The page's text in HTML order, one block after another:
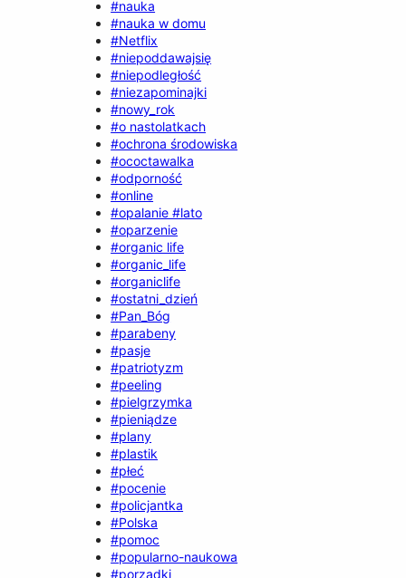
#nauka
#nauka w domu
#Netflix
#niepoddawajsię
#niepodległość
#niezapominajki
#nowy_rok
#o nastolatkach
#ochrona środowiska
#ococtawalka
#odporność
#online
#opalanie #lato
#oparzenie
#organic life
#organic_life
#organiclife
#ostatni_dzień
#Pan_Bóg
#parabeny
#pasje
#patriotyzm
#peeling
#pielgrzymka
#pieniądze
#plany
#plastik
#płeć
#pocenie
#policjantka
#Polska
#pomoc
#popularno-naukowa
#porządki